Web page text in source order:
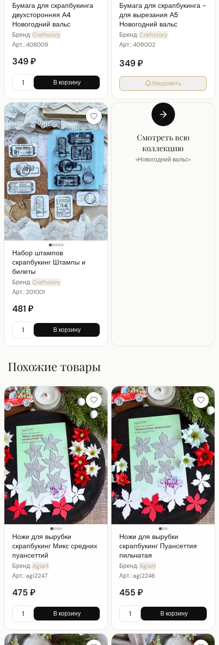
Бумага для скрапбукинга
двухсторонняя А4
Новогодний вальс
Бренд:Craftstory
Арт.:408009
349 ₽
В корзину
Бумага для скрапбукинга -
для вырезания А5
Новогодний вальс
Бренд:Craftstory
Арт.:409002
349 ₽
Уведомить
Набор штампов
скрапбукинг Штампы и
билеты
Бренд:Craftstory
Арт.:201001
481 ₽
В корзину
Смотреть всю
коллекцию
«Новогодний вальс»
Похожие товары
Ножи для вырубки
скрапбукинг Микс средних
пуансеттий
Бренд:Agiart
Арт.:agi2247
475 ₽
В корзину
Ножи для вырубки
скрапбукинг Пуансеттия
пильчатая
Бренд:Agiart
Арт.:agi2246
455 ₽
В корзину